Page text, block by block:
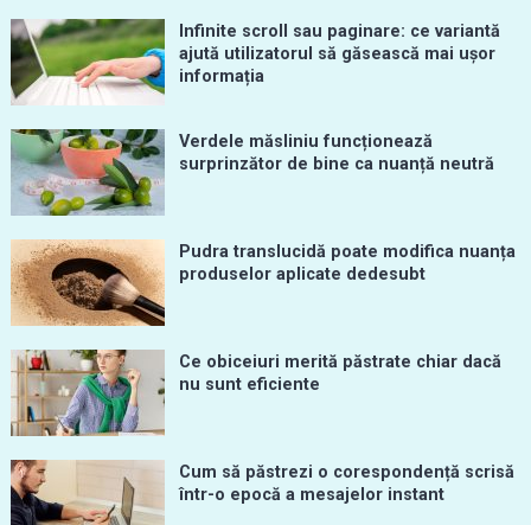
Infinite scroll sau paginare: ce variantă
ajută utilizatorul să găsească mai ușor
informația
Verdele măsliniu funcționează
surprinzător de bine ca nuanță neutră
Pudra translucidă poate modifica nuanța
produselor aplicate dedesubt
Ce obiceiuri merită păstrate chiar dacă
nu sunt eficiente
Cum să păstrezi o corespondență scrisă
într-o epocă a mesajelor instant